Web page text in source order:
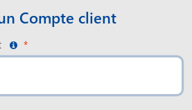
Compte client